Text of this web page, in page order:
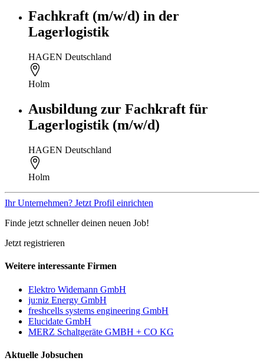
Fachkraft (m/w/d) in der
Lagerlogistik
HAGEN Deutschland
Holm
Ausbildung zur Fachkraft für
Lagerlogistik (m/w/d)
HAGEN Deutschland
Holm
Ihr Unternehmen? Jetzt Profil einrichten
Finde jetzt schneller deinen neuen Job!
Jetzt registrieren
Weitere interessante Firmen
Elektro Widemann GmbH
ju:niz Energy GmbH
freshcells systems engineering GmbH
Elucidate GmbH
MERZ Schaltgeräte GMBH + CO KG
Aktuelle Jobsuchen